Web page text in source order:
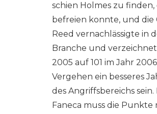
schien Holmes zu
befreien konnte, und die
Reed vernachlässigte in
Branche und
2005 auf 101 im Jahr
Vergehen ein besseres
des Angriffsbereichs
Faneca muss die Punkte